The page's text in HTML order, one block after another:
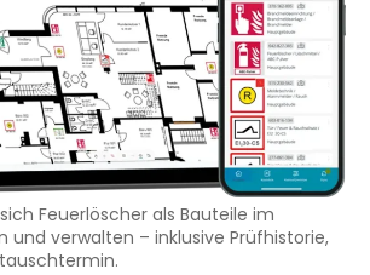
Feuerlöscher als Bauteile im
und verwalten – inklusive Prüfhistorie,